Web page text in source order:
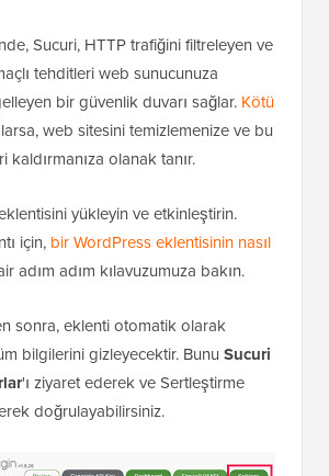
Sucuri, HTTP trafiğini filtreleyen ve
tehditleri web sunucunuza
web sitesini temizlemenize ve bu
kaldırmanıza olanak tanır.
için,bir WordPress eklentisinin nasıl
adım adım kılavuzumuza bakın.
sonra, eklenti otomatik olarak
'ı ziyaret ederek ve Sertleştirme